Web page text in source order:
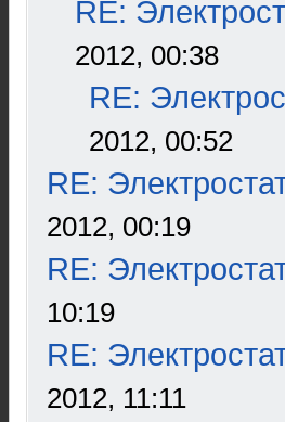
RE:
2012, 00:38
RE:
2012, 00:52
RE:
2012, 00:19
RE:
10:19
RE:
2012, 11:11